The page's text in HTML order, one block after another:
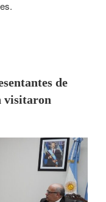
de
visitaron